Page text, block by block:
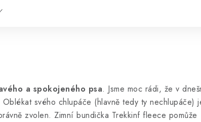
a spokojeného psa. Jsme moc rádi, že v
Oblékat svého chlupáče (hlavně tedy ty nechlupáče)
zvolen. Zimní bundička Trekkinf fleece pomůže